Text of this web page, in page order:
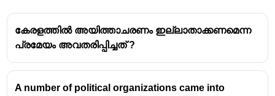
ബ്രിട്ടീഷ് ഇന്ത്യയിലെ ആദ്യത്തെ വനിതാ
കേരളത്തിൽ അയിത്താചരണം ഇല്ലാതാക്കണമെന്ന
പ്രമേയം അവതരിപ്പിച്ചത് ?
A number of political organizations came into